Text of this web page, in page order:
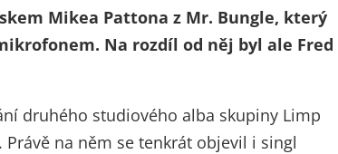
Mikea Pattona z Mr. Bungle, který
Na rozdíl od něj byl ale Fred
druhého studiového alba skupiny Limp
Právě na něm se tenkrát objevil i singl